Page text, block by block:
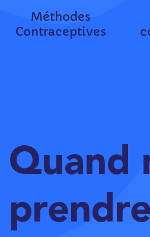
Méthodes
Contraceptives
Quand